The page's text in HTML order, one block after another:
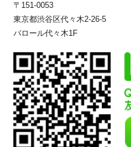
〒151-0053
東京都渋谷区代々木2-26-5
バロール代々木1F